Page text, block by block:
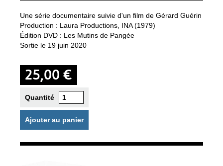
Une série documentaire suivie d'un film de Gérard Guérin
Production : Laura Productions, INA (1979)
Édition DVD : Les Mutins de Pangée
Sortie le 19 juin 2020
25,00 €
Quantité
Ajouter au panier